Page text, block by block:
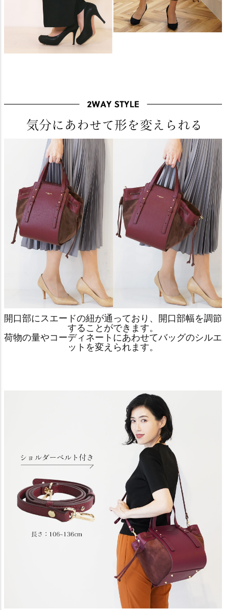
開口部にスエードの紐が通っており、開口部幅を調節
することができます。
荷物の量やコーディネートにあわせてバッグのシルエ
ットを変えられます。